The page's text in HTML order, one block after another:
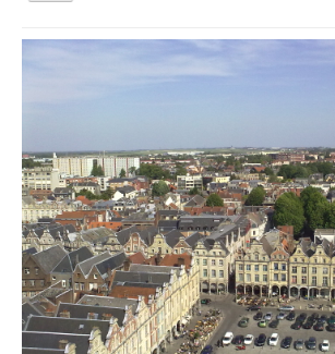
la
Vous êtes ici :
Accueil
Activités tout public
Sorties et balades
Activités tout public
Animations et éducation
Accompagnement du territoire et ingénierie
Espace Info Energie
Guide Nature Patrimoine Volontaire (GNPV)
Centre de Ressources du Territoire (CRT)